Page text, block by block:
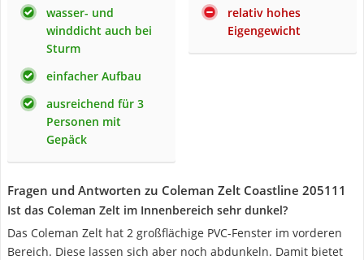
wasser- und
winddicht auch bei
Sturm
einfacher Aufbau
ausreichend für 3
Personen mit
Gepäck
relativ hohes
Eigengewicht
Fragen und Antworten zu Coleman Zelt Coastline 205111
Ist das Coleman Zelt im Innenbereich sehr dunkel?
Das Coleman Zelt hat 2 großflächige PVC-Fenster im vorderen
Bereich. Diese lassen sich aber noch abdunkeln. Damit bietet